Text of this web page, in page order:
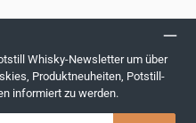
Whisky-Newsletter um über
Produktneuheiten, Potstill-
informiert zu werden.